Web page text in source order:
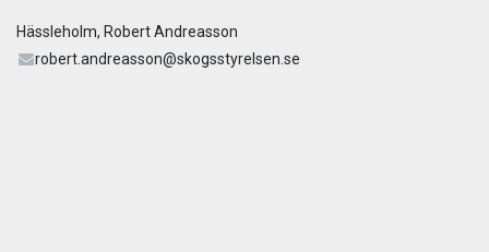
Hässleholm, Robert Andreasson
robert.andreasson@skogsstyrelsen.se